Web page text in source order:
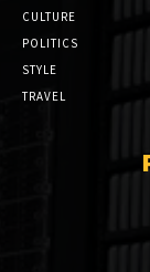
CULTURE
POLITICS
STYLE
TRAVEL